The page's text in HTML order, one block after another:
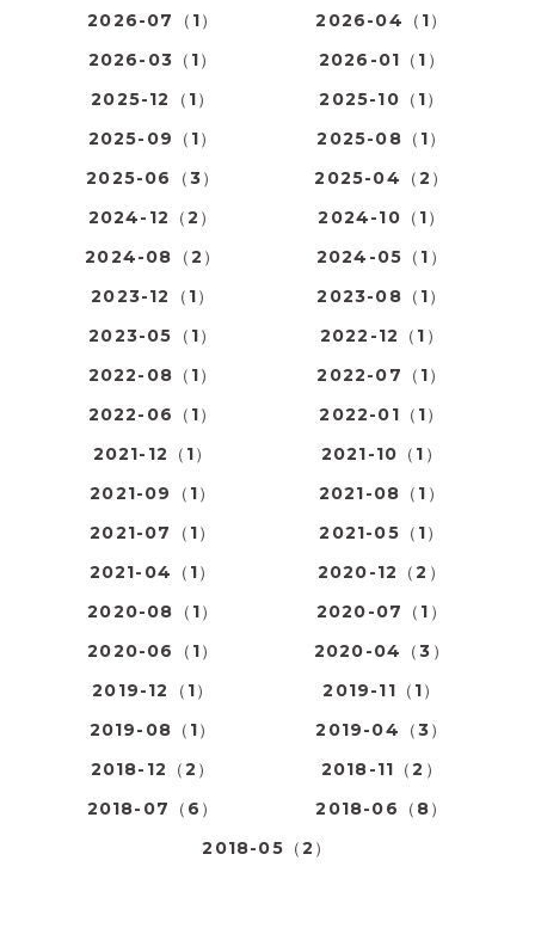
2026-07（1）
2026-04（1）
2026-03（1）
2026-01（1）
2025-12（1）
2025-10（1）
2025-09（1）
2025-08（1）
2025-06（3）
2025-04（2）
2024-12（2）
2024-10（1）
2024-08（2）
2024-05（1）
2023-12（1）
2023-08（1）
2023-05（1）
2022-12（1）
2022-08（1）
2022-07（1）
2022-06（1）
2022-01（1）
2021-12（1）
2021-10（1）
2021-09（1）
2021-08（1）
2021-07（1）
2021-05（1）
2021-04（1）
2020-12（2）
2020-08（1）
2020-07（1）
2020-06（1）
2020-04（3）
2019-12（1）
2019-11（1）
2019-08（1）
2019-04（3）
2018-12（2）
2018-11（2）
2018-07（6）
2018-06（8）
2018-05（2）